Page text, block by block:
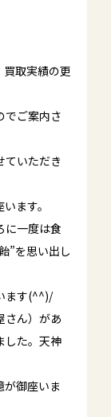
取実績の更
でご案内さ
ていただき
ます。
に一度は食
”を思い出し
ます(^^)/
さん）があ
した。天神
が御座いま